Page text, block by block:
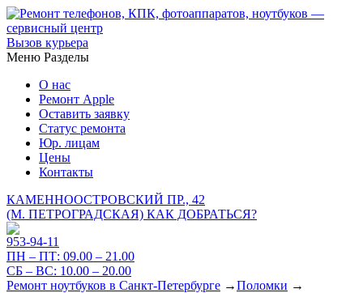
Вызов курьера
Меню Разделы
О нас
Ремонт Apple
Оставить заявку
Статус ремонта
Юр. лицам
Цены
Контакты
КАМЕННООСТРОВСКИЙ ПР., 42
(М. ПЕТРОГРАДСКАЯ) КАК ДОБРАТЬСЯ?
953-94-11
ПН – ПТ: 09.00 – 21.00
СБ – ВС: 10.00 – 20.00
Ремонт ноутбуков в Санкт-Петербурге →Поломки →